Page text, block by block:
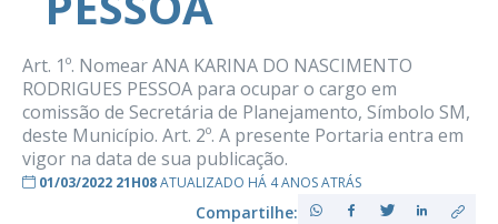
Art. 1º. Nomear ANA KARINA DO NASCIMENTO
RODRIGUES PESSOA para ocupar o cargo em
comissão de Secretária de Planejamento, Símbolo SM,
deste Município. Art. 2º. A presente Portaria entra em
vigor na data de sua publicação.
01/03/2022 21H08ATUALIZADO HÁ 4 ANOS ATRÁS
Compartilhe: